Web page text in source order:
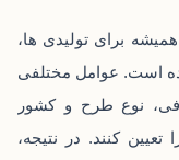
برای تولیدی ‌ها،
است. عوامل مختلفی
نوع طرح و کشور
تعیین کنند. در نتیجه،